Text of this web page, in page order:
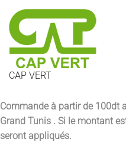
CAP VERT
Commande à partir de 100dt
Grand Tunis . Si le montant
seront appliqués.